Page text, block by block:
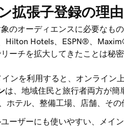
拡張子登録の理由
のオーディエンスに必要なも
Hilton Hotels、ESPN®、
リーチを拡大してきたことは秘
ンを利用すると、オンライン
は、地域住民と旅行者両方が簡
ホテル、整備工場、店舗、その
ーザーにも使いやすい、メイ